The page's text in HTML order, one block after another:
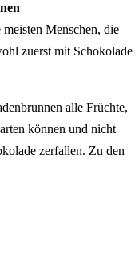
meisten Menschen, die
zuerst mit Schokolade
alle Früchte,
können und nicht
zerfallen. Zu den